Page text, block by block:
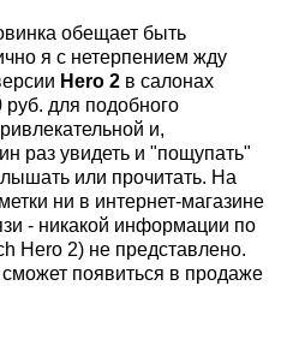
обещает быть
я с нетерпением жду
Hero 2 в салонах
для подобного
и,
раз увидеть и "пощупать"
или прочитать. На
ни в интернет-магазине
- никакой информации по
Hero 2) не представлено.
появиться в продаже